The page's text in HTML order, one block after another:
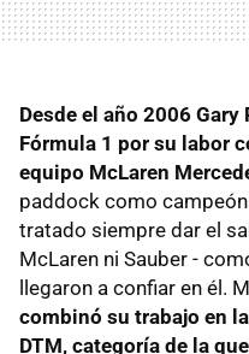
Desde el año 2006
Fórmula 1 por su labor
equipo McLaren
paddock como
tratado siempre dar el
McLaren ni Sauber -
llegaron a confiar en él.
combinó su trabajo en
DTM, categoría de la